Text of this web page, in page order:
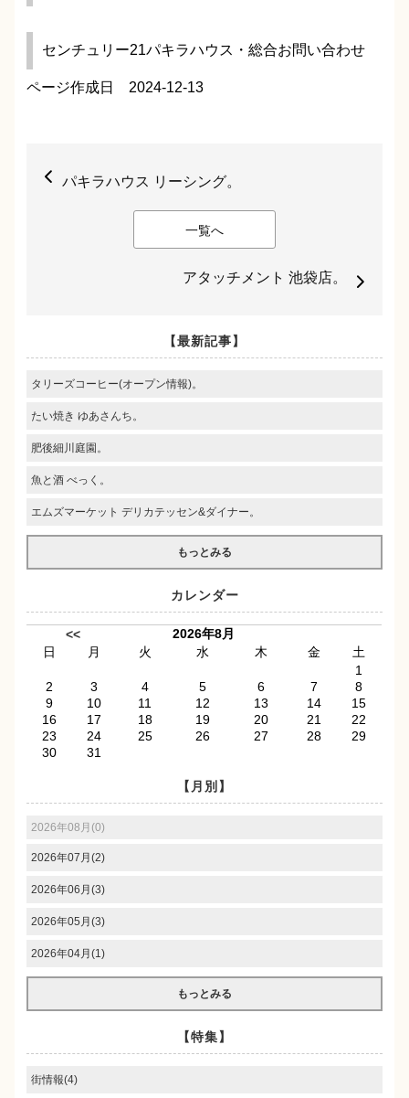
センチュリー21パキラハウス・総合お問い合わせ
ページ作成日 2024-12-13
パキラハウス リーシング。
一覧へ
アタッチメント 池袋店。
【最新記事】
タリーズコーヒー(オープン情報)。
たい焼き ゆあさんち。
肥後細川庭園。
魚と酒 べっく。
エムズマーケット デリカテッセン&ダイナー。
もっとみる
カレンダー
<<
2026年8月
日
月 火 水 木 金
土
1
2
3 4 5 6 7
8
9
10 11 12 13 14
15
16
17 18 19 20 21
22
23
24 25 26 27 28
29
30
31
【月別】
2026年08月(0)
2026年07月(2)
2026年06月(3)
2026年05月(3)
2026年04月(1)
もっとみる
【特集】
街情報(4)